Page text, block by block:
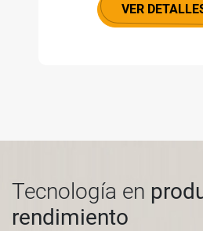
VER
Tecnología en
rendimiento